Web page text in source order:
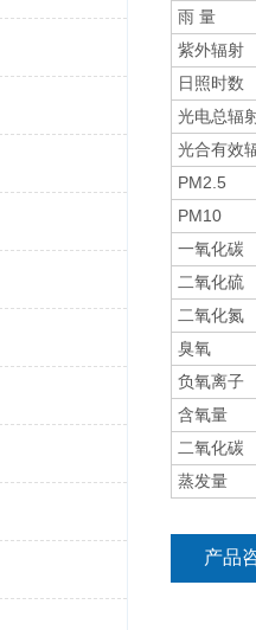
雨 量
紫外辐射
日照时数
光电总辐
光合有效
PM2.5
PM10
一氧化碳
二氧化硫
二氧化氮
臭氧
负氧离子
含氧量
二氧化碳
蒸发量
产品